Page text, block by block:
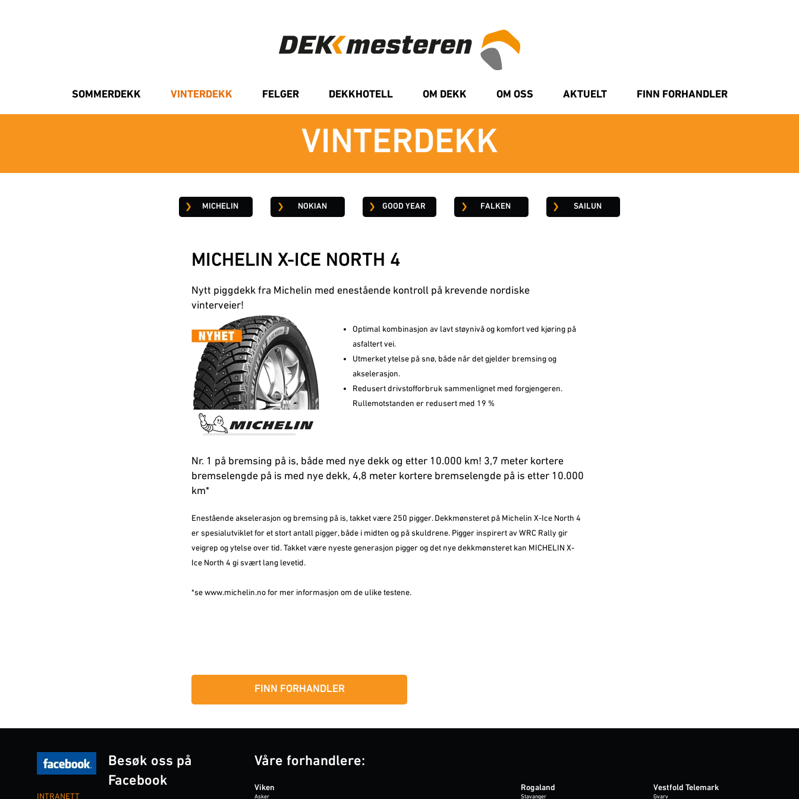
SOMMERDEKK VINTERDEKK FELGER DEKKHOTELL OM DEKK OM OSS AKTUELT FINN FORHANDLER
VINTERDEKK
MICHELIN NOKIAN GOOD YEAR FALKEN SAILUN
MICHELIN X-ICE NORTH 4
Nytt piggdekk fra Michelin med enestående kontroll på krevende nordiske
vinterveier!
Optimal kombinasjon av lavt støynivå og komfort ved kjøring på
asfaltert vei.
Utmerket ytelse på snø, både når det gjelder bremsing og
akselerasjon.
Redusert drivstofforbruk sammenlignet med forgjengeren.
Rullemotstanden er redusert med 19 %
Nr. 1 på bremsing på is, både med nye dekk og etter 10.000 km! 3,7 meter kortere
bremselengde på is med nye dekk, 4,8 meter kortere bremselengde på is etter 10.000
km*
Enestående akselerasjon og bremsing på is, takket være 250 pigger. Dekkmønsteret på Michelin X-Ice North 4
er spesialutviklet for et stort antall pigger, både i midten og på skuldrene. Pigger inspirert av WRC Rally gir
veigrep og ytelse over tid. Takket være nyeste generasjon pigger og det nye dekkmønsteret kan MICHELIN X-
Ice North 4 gi svært lang levetid.
*se www.michelin.no for mer informasjon om de ulike testene.
FINN FORHANDLER
INTRANETT
Besøk oss på
Facebook
Våre forhandlere:
Viken
Asker
Rogaland
Stavanger
Vestfold Telemark
Gvarv